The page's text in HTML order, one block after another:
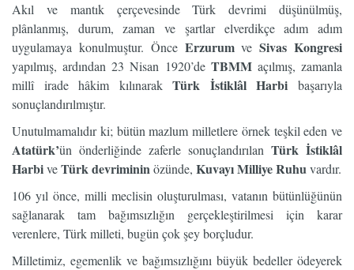
Akıl ve mantık çerçevesinde Türk devrimi düşünülmüş,
plânlanmış, durum, zaman ve şartlar elverdikçe adım adım
uygulamaya konulmuştur. Önce ErzurumveSivas Kongresi
yapılmış, ardından 23 Nisan 1920’de TBMM açılmış, zamanla
millî irade hâkim kılınarakTürk İstiklâl Harbi başarıyla
sonuçlandırılmıştır.
Unutulmamalıdır ki; bütün mazlum milletlere örnek teşkil eden ve
Atatürk’ün önderliğinde zaferle sonuçlandırılan Türk İstiklâl
HarbiveTürk devrimininözünde, Kuvayı Milliye Ruhuvardır.
106 yıl önce, milli meclisin oluşturulması, vatanın bütünlüğünün
sağlanarak tam bağımsızlığın gerçekleştirilmesi için karar
verenlere, Türk milleti, bugün çok şey borçludur.
Milletimiz, egemenlik ve bağımsızlığını büyük bedeller ödeyerek